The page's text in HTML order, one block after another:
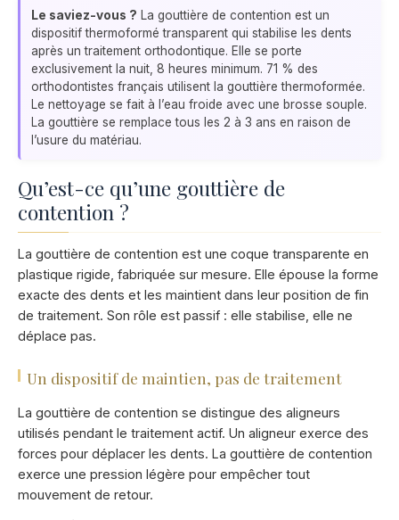
Le saviez-vous ? La gouttière de contention est un
dispositif thermoformé transparent qui stabilise les dents
après un traitement orthodontique. Elle se porte
exclusivement la nuit, 8 heures minimum. 71 % des
orthodontistes français utilisent la gouttière thermoformée.
Le nettoyage se fait à l’eau froide avec une brosse souple.
La gouttière se remplace tous les 2 à 3 ans en raison de
l’usure du matériau.
Qu’est-ce qu’une gouttière de
contention ?
La gouttière de contention est une coque transparente en
plastique rigide, fabriquée sur mesure. Elle épouse la forme
exacte des dents et les maintient dans leur position de fin
de traitement. Son rôle est passif : elle stabilise, elle ne
déplace pas.
Un dispositif de maintien, pas de traitement
La gouttière de contention se distingue des aligneurs
utilisés pendant le traitement actif. Un aligneur exerce des
forces pour déplacer les dents. La gouttière de contention
exerce une pression légère pour empêcher tout
mouvement de retour.